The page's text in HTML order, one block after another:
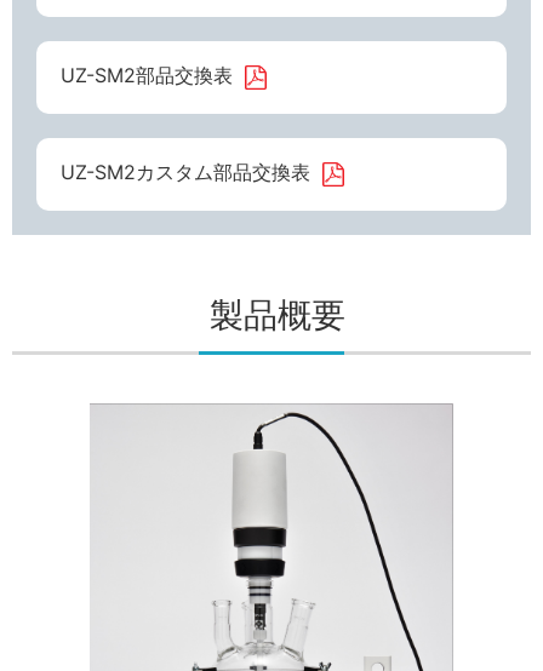
UZ-SM2部品交換表
UZ-SM2カスタム部品交換表
製品概要